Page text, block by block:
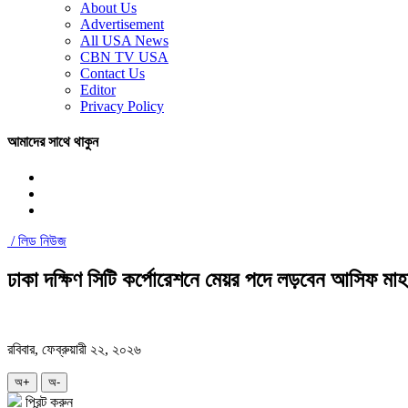
About Us
Advertisement
All USA News
CBN TV USA
Contact Us
Editor
Privacy Policy
আমাদের সাথে থাকুন
/লিড নিউজ
ঢাকা দক্ষিণ সিটি কর্পোরেশনে মেয়র পদে লড়বেন আসিফ
রবিবার, ফেব্রুয়ারী ২২, ২০২৬
অ+ অ-
প্রিন্ট করুন